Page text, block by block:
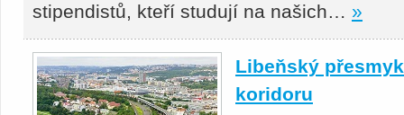
stipendistů, kteří studují na našich… »
Libeňský
koridoru